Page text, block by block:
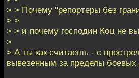
> > Почему "репортеры без
> >
> > и почему господин Коц не
>
> А ты как считаешь - с
вывезенным за пределы боевых